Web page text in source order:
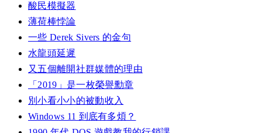
酸民模擬器
薄荷棒悖論
一些 Derek Sivers 的金句
水龍頭延遲
又五個離開社群媒體的理由
「2019」是一枚榮譽勳章
別小看小小的被動收入
Windows 11 到底有多煩？